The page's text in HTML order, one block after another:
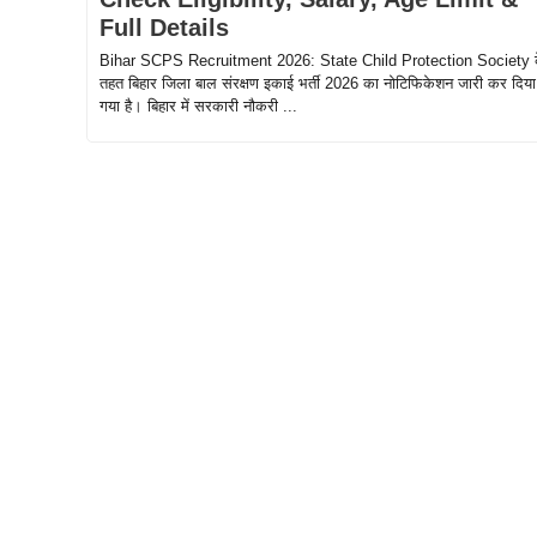
Full Details
Bihar SCPS Recruitment 2026: State Child Protection Society
तहत बिहार जिला बाल संरक्षण इकाई भर्ती 2026 का नोटिफिकेशन जारी कर दिया
गया है। बिहार में सरकारी नौकरी ...